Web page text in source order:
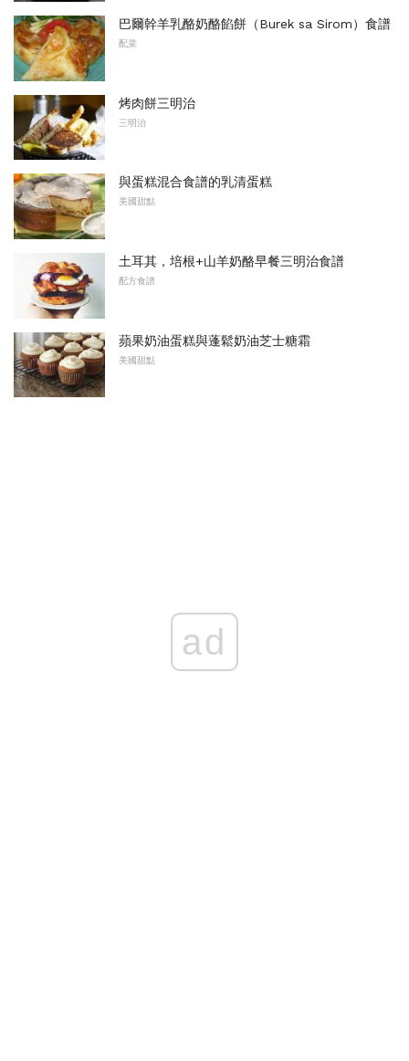
巴爾幹羊乳酪奶酪餡餅（Burek sa Sirom）食譜
配菜
烤肉餅三明治
三明治
與蛋糕混合食譜的乳清蛋糕
美國甜點
土耳其，培根+山羊奶酪早餐三明治食譜
配方食譜
蘋果奶油蛋糕與蓬鬆奶油芝士糖霜
美國甜點
ad